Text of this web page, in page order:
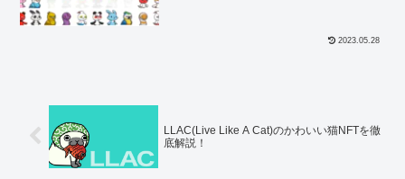
2023.05.28
LLAC(Live Like A Cat)のかわいい猫NFTを徹
底解説！